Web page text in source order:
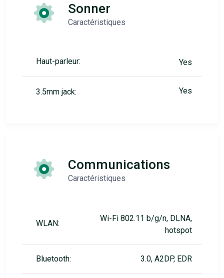
Sonner
Caractéristiques
Haut-parleur: Yes
3.5mm jack: Yes
Communications
Caractéristiques
WLAN:
Wi-Fi 802.11 b/g/n, DLNA,
hotspot
Bluetooth: 3.0, A2DP, EDR